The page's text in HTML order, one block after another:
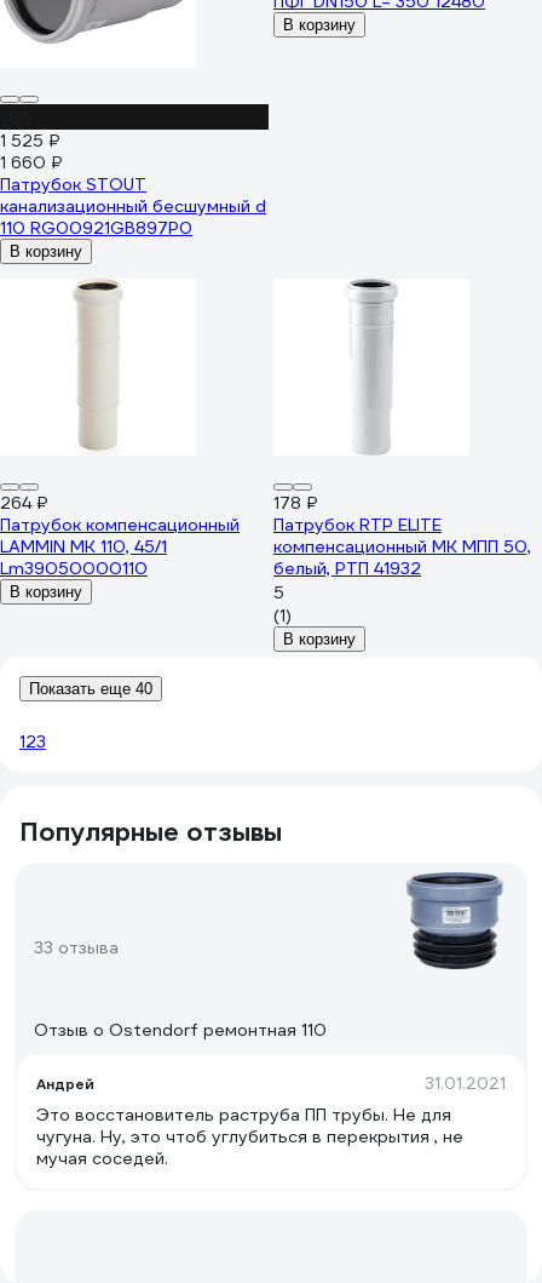
1 525 ₽
1 660 ₽
Патрубок STOUT
канализационный бесшумный d
110 RG00921GB897P0
В корзину
В корзину
264 ₽
Патрубок компенсационный
LAMMIN МК 110, 45/1
Lm39050000110
В корзину
178 ₽
Патрубок RTP ELITE
компенсационный МК МПП 50,
белый, РТП 41932
5
(1)
В корзину
Показать еще 40
123
Популярные отзывы
33 отзыва
Отзыв о Ostendorf ремонтная 110
Андрей 31.01.2021
Это восстановитель раструба ПП трубы. Не для
чугуна. Ну, это чтоб углубиться в перекрытия , не
мучая соседей.